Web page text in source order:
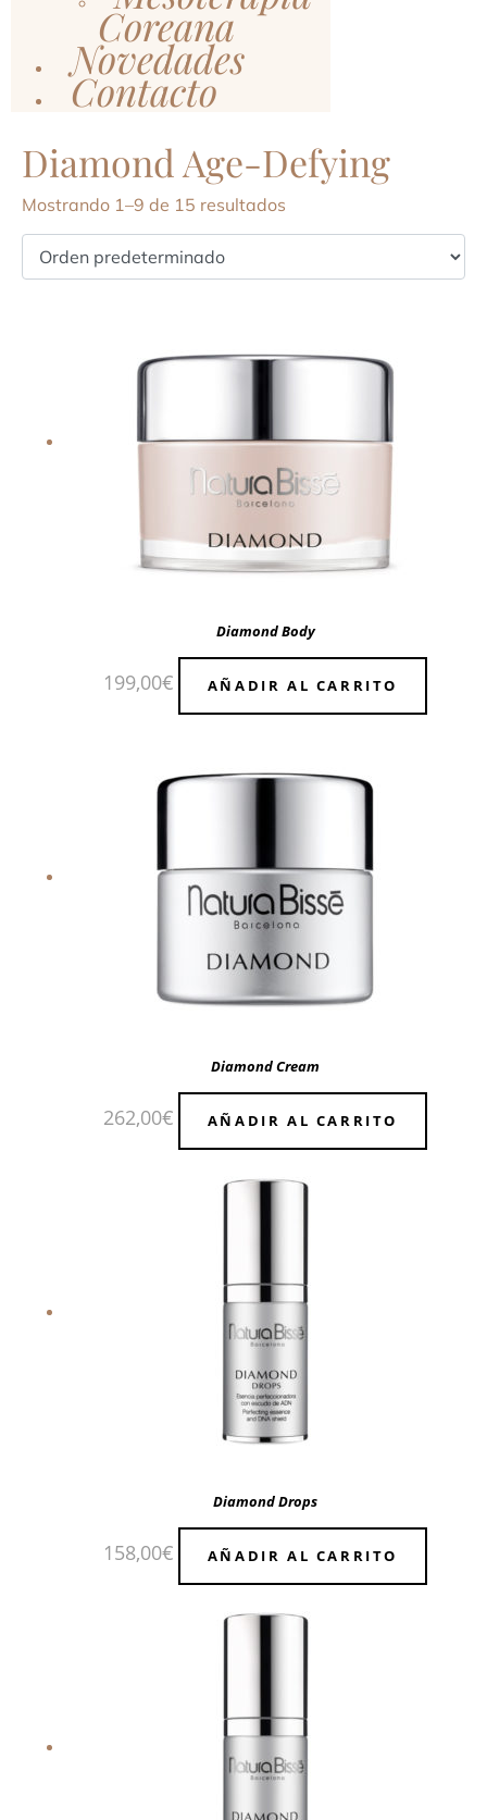
Coreana
Novedades
Contacto
Diamond Age-Defying
Mostrando 1–9 de 15 resultados
Diamond Body
199,00€ AÑADIR AL CARRITO
Diamond Cream
262,00€ AÑADIR AL CARRITO
Diamond Drops
158,00€ AÑADIR AL CARRITO